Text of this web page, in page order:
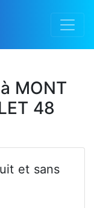
MONT
48
et sans